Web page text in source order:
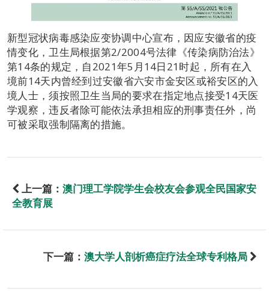
新型冠状病毒感染应变协调中心宣布，因应安徽省的疫
情变化，卫生局根据第2/2004号法律《传染病防治法》
第14条的规定，自2021年5月14日21时起，所有在入
境前14天内曾经到过安徽省六安市金安区或裕安区的入
境人士，须按照卫生当局的要求在指定地点接受14天医
学观察，违反者除可能依法承担相应的刑事责任外，尚
可被采取强制隔离的措施。
上一篇： 澳门理工学院学生会校友会参观全民国家安
全教育展
下一篇： 澳大学人剖析癌症疗法全球专利格局